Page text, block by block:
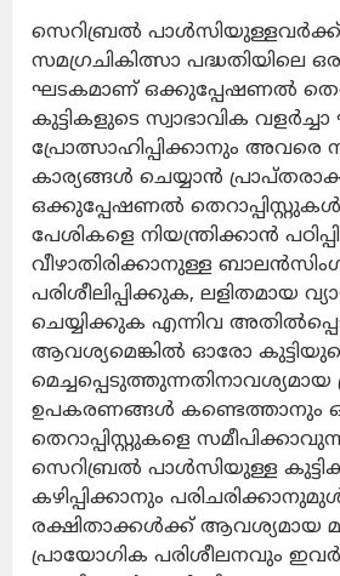
സെറിബ്രൽ പാൾസിയുള്ളവർക്ക്
സമഗ്രചികിത്സാ പദ്ധതിയിലെ
ഘടകമാണ് ഒക്കുപ്പേഷണൽ
കുട്ടികളുടെ സ്വാഭാവിക വളർച്ചാ
പ്രോത്സാഹിപ്പിക്കാനും അവരെ
കാര്യങ്ങൾ ചെയ്യാൻ
ഒക്കുപ്പേഷണൽ
പേശികളെ നിയന്ത്രിക്കാൻ
വീഴാതിരിക്കാനുള്ള
പരിശീലിപ്പിക്കുക, ലളിതമായ
ചെയ്യിക്കുക എന്നിവ
ആവശ്യമെങ്കിൽ ഓരോ
മെച്ചപ്പെടുത്തുന്നതിനാവശ്യമായ
ഉപകരണങ്ങൾ കണ്ടെത്താനും
തെറാപ്പിസ്റ്റുകളെ
സെറിബ്രൽ പാൾസിയുള്ള
കഴിപ്പിക്കാനും
രക്ഷിതാക്കൾക്ക് ആവശ്യമായ
പ്രായോഗിക പരിശീലനവും